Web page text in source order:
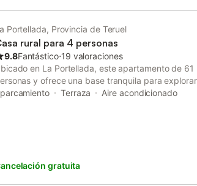
Portellada, Provincia de Teruel
rural para 4 personas
9.8Fantástico⋅19 valoraciones
en La Portellada, este apartamento de
y ofrece una base tranquila para
Alta. La propiedad se encuentra a solo 200
agradable, mientras que la
Terraza Aire acondicionado
gratuita